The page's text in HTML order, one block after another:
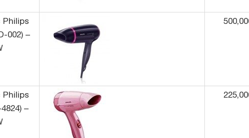
Philips
002) –
Philips
–